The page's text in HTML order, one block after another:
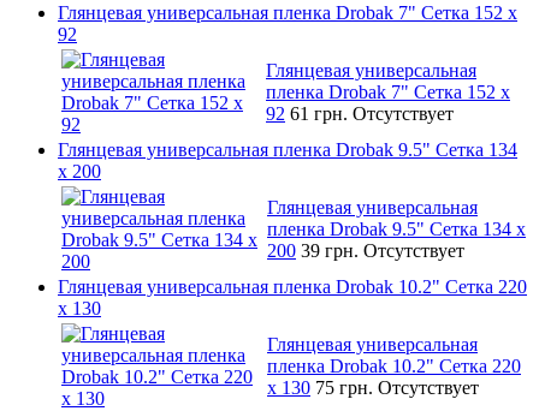
Глянцевая универсальная пленка Drobak 7" Сетка 152 x
92
Глянцевая универсальная
пленка Drobak 7" Сетка 152 x
92 61 грн. Отсутствует
Глянцевая универсальная пленка Drobak 9.5" Сетка 134
x 200
Глянцевая универсальная
пленка Drobak 9.5" Сетка 134 x
200 39 грн. Отсутствует
Глянцевая универсальная пленка Drobak 10.2" Сетка 220
x 130
Глянцевая универсальная
пленка Drobak 10.2" Сетка 220
x 130 75 грн. Отсутствует